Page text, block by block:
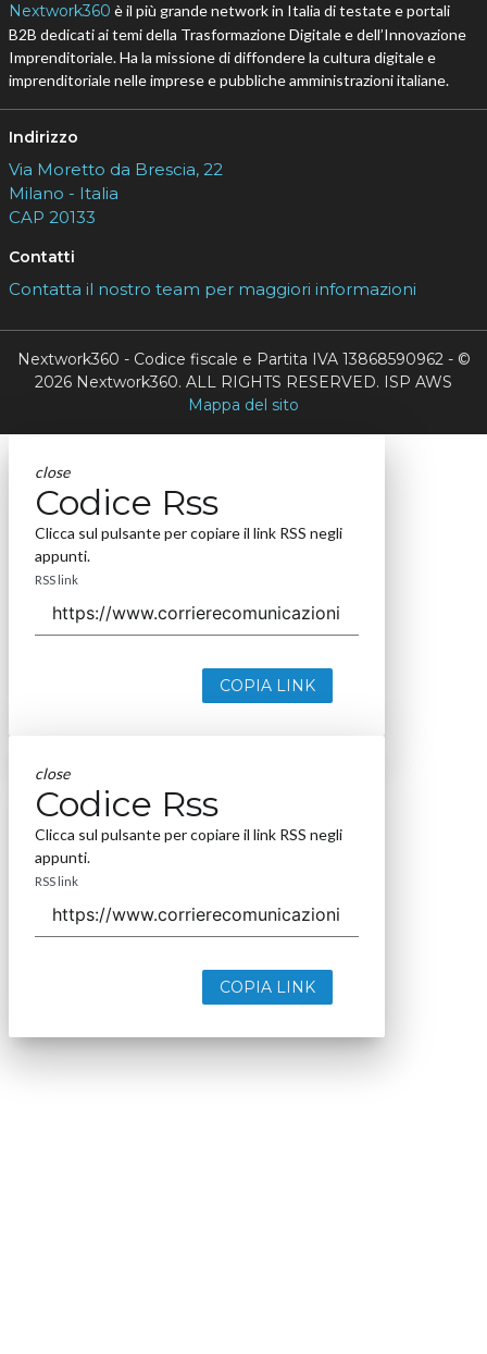
Nextwork360 è il più grande network in Italia di testate e portali
B2B dedicati ai temi della Trasformazione Digitale e dell’Innovazione
Imprenditoriale. Ha la missione di diffondere la cultura digitale e
imprenditoriale nelle imprese e pubbliche amministrazioni italiane.
Indirizzo
Via Moretto da Brescia, 22
Milano - Italia
CAP 20133
Contatti
Contatta il nostro team per maggiori informazioni
Nextwork360 - Codice fiscale e Partita IVA 13868590962 - ©
2026 Nextwork360. ALL RIGHTS RESERVED. ISP AWS
Mappa del sito
close
Codice Rss
Clicca sul pulsante per copiare il link RSS negli
appunti.
RSS link
COPIA LINK
close
Codice Rss
Clicca sul pulsante per copiare il link RSS negli
appunti.
RSS link
COPIA LINK